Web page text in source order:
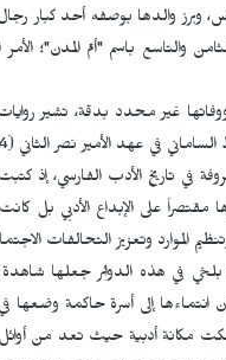
وبرز والدها بوصفه أحد كبار
والتاسع باسم "أمّ المدن"؛
غير محدد بدقة، تشير
في عهد الأمير نصر الثاني (914ـ 943م).
في تاريخ الأدب الفارسي، إذ
على الإبداع الأدبي بل
الموارد وتعزيز التحالفات
بلخي في هذه الدوائر جعلها
انتماءها إلى أسرة حاكمة وضعها
مكانة أدبية حيث تعد من